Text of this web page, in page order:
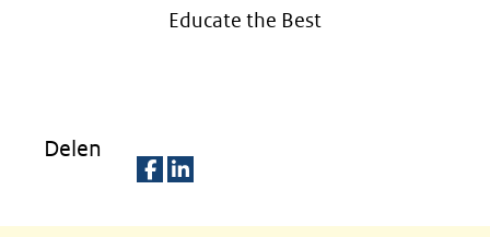
Educate the Best
Delen